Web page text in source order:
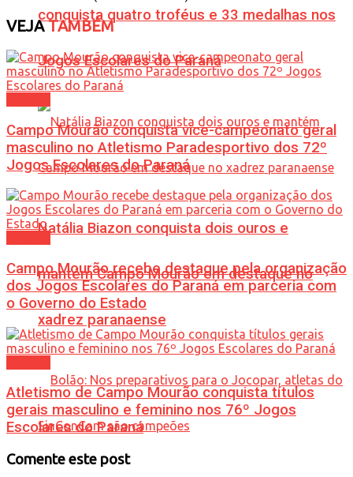
conquista quatro troféus e 33 medalhas nos
Jogos Escolares do Paraná
Natália Biazon conquista dois ouros e
mantém Campo Mourão em destaque no
xadrez paranaense
VEJATAMBÉM
Campo Mourão conquista vice-campeonato geral
masculino no Atletismo Paradesportivo dos 72º
Jogos Escolares do Paraná
Campo Mourão recebe destaque pela organização
dos Jogos Escolares do Paraná em parceria com
o Governo do Estado
Atletismo de Campo Mourão conquista títulos
gerais masculino e feminino nos 76º Jogos
Escolares do Paraná
Comente este post